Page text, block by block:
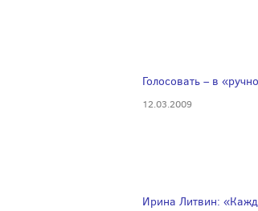
Голосовать – в
12.03.2009
Ирина Литвин: